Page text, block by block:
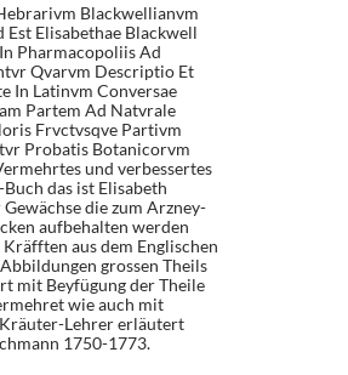
Blackwellianvm
Est Elisabethae Blackwell
Pharmacopoliis Ad
Qvarvm Descriptio Et
In Latinvm Conversae
Partem Ad Natvrale
Frvctvsqve Partivm
Probatis Botanicorvm
und verbessertes
das ist Elisabeth
die zum Arzney-
aufbehalten werden
aus dem Englischen
grossen Theils
mit Beyfügung der Theile
wie auch mit
Lehrer erläutert
1750-1773.